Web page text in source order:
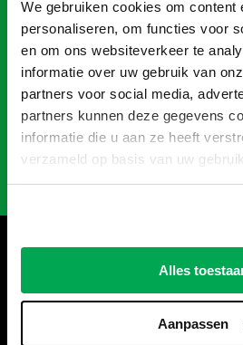
We gebruiken cookies om content
personaliseren, om functies voor
en om ons websiteverkeer te
informatie over uw gebruik van
partners voor social media,
partners kunnen deze gegevens
informatie die u aan ze heeft
verzameld op basis van uw
Alles
Aanpassen
de slag én bespaart geld.
Probeer het zelf en ontdek
perfect bij jouw project past!
Naar
Hulp nodig bij het
Bel
graag verder.